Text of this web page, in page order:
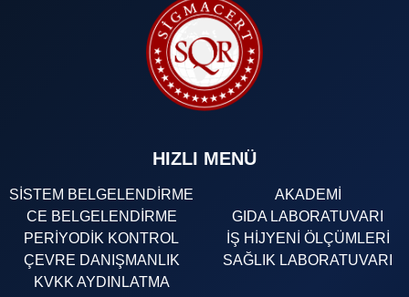
HIZLI MENÜ
SİSTEM BELGELENDİRME
CE BELGELENDİRME
PERİYODİK KONTROL
ÇEVRE DANIŞMANLIK
KVKK AYDINLATMA
AKADEMİ
GIDA LABORATUVARI
İŞ HİJYENİ ÖLÇÜMLERİ
SAĞLIK LABORATUVARI